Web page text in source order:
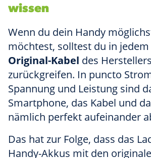
wissen
Wenn du dein Handy
möchtest, solltest du in jedem
Original-Kabel des Herstellers
zurückgreifen. In puncto
Spannung und Leistung sind
Smartphone, das Kabel und
nämlich perfekt aufeinander
Das hat zur Folge, dass das
Handy-Akkus mit den